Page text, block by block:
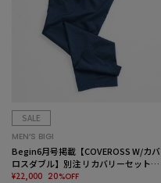
SALE
MEN’S BIGI
Begin6月号掲載【COVEROSS W/カバ
ロスダブル】別注 リカバリーセットア
ップパンツ＜リラックス効果/ストレッ
¥22,000 20%OFF